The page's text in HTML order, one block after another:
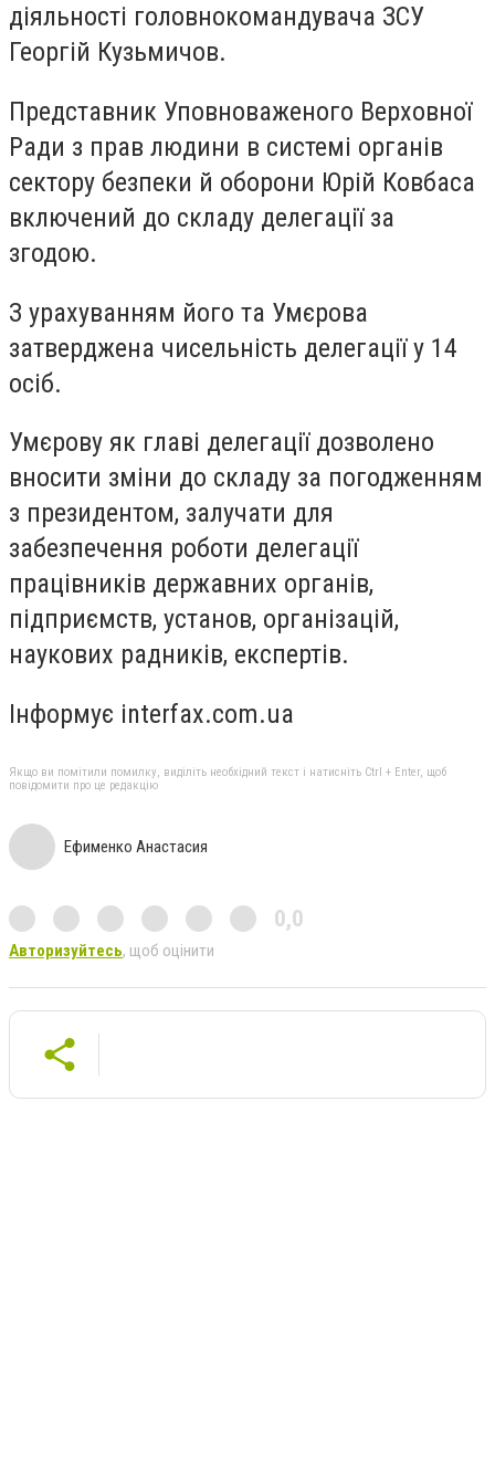
діяльності головнокомандувача ЗСУ
Георгій Кузьмичов.
Представник Уповноваженого Верховної
Ради з прав людини в системі органів
сектору безпеки й оборони Юрій Ковбаса
включений до складу делегації за
згодою.
З урахуванням його та Умєрова
затверджена чисельність делегації у 14
осіб.
Умєрову як главі делегації дозволено
вносити зміни до складу за погодженням
з президентом, залучати для
забезпечення роботи делегації
працівників державних органів,
підприємств, установ, організацій,
наукових радників, експертів.
Інформує interfax.com.ua
Якщо ви помітили помилку, виділіть необхідний текст і натисніть Ctrl + Enter, щоб
повідомити про це редакцію
Ефименко Анастасия
0,0
Авторизуйтесь, щоб оцінити